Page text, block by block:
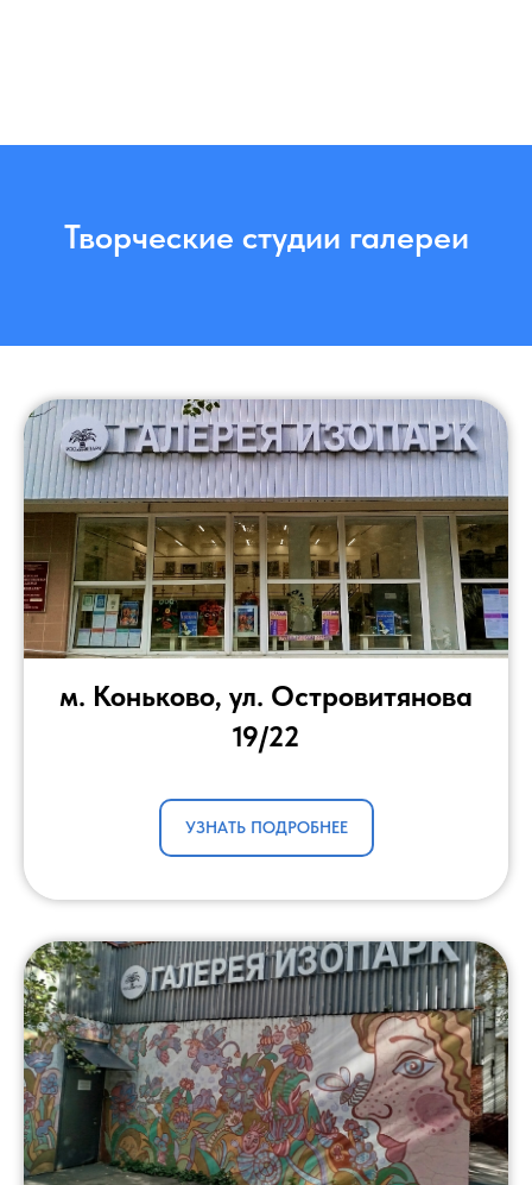
Творческие студии галереи
м. Коньково, ул. Островитянова
19/22
УЗНАТЬ ПОДРОБНЕЕ